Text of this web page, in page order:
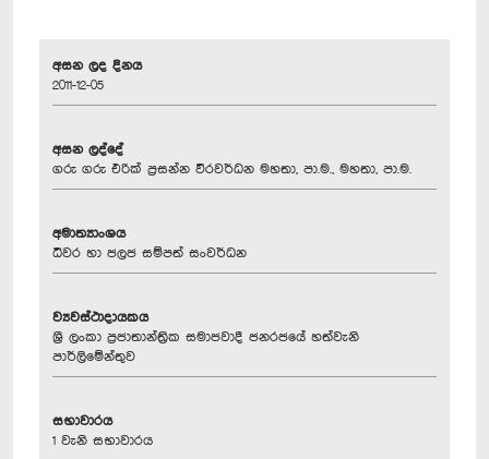
අසන ලද දිනය
2011-12-05
අසන ලද්දේ
ගරු ගරු එරික් ප්‍රසන්න වීරවර්ධන මහතා, පා.ම., මහතා, පා.ම.
අමාත්‍යාංශය
ධීවර හා ජලජ සම්පත් සංවර්ධන
ව්‍යවස්ථාදායකය
ශ්‍රී ලංකා ප්‍රජාතාන්ත්‍රික සමාජවාදී ජනරජයේ හත්වැනි
පාර්ලිමේන්තුව
සභාවාරය
1 වැනි සභාවාරය